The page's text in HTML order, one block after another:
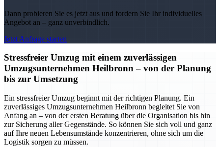
Dann probieren Sie es jetzt aus und fordern Sie Ihr individuelles
Angebot an – ganz unverbindlich.
Jetzt Anfrage starten
Stressfreier Umzug mit einem zuverlässigen
Umzugsunternehmen Heilbronn – von der Planung
bis zur Umsetzung
Ein stressfreier Umzug beginnt mit der richtigen Planung. Ein
zuverlässiges Umzugsunternehmen Heilbronn begleitet Sie von
Anfang an – von der ersten Beratung über die Organisation bis hin
zur Sicherung aller Gegenstände. So können Sie sich voll und ganz
auf Ihre neuen Lebensumstände konzentrieren, ohne sich um die
Logistik sorgen zu müssen.